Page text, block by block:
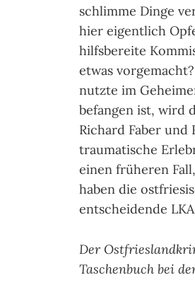
schlimme Dinge
hier eigentlich
hilfsbereite
etwas
nutzte im
befangen ist, wird
Richard Faber
traumatische
einen früheren
haben die
entscheidende
Der
Taschenbuch bei